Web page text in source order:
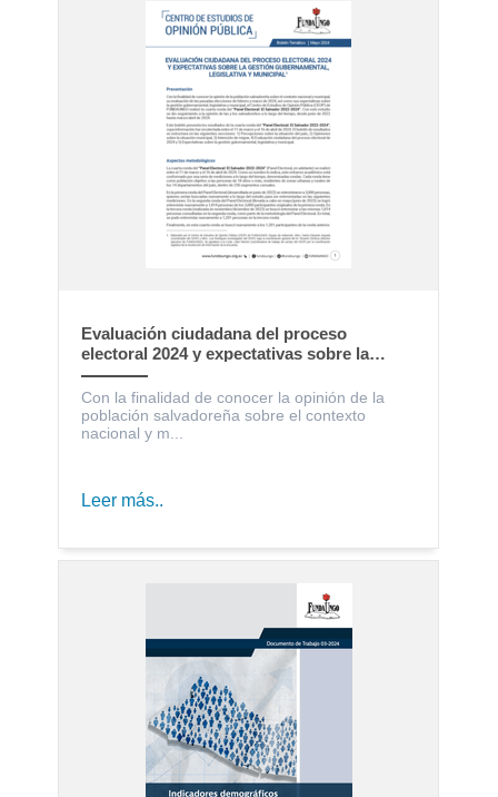
Evaluación ciudadana del proceso
electoral 2024 y expectativas sobre la
gestión gubernamental, legislativa y
municipal
Con la finalidad de conocer la opinión de la
población salvadoreña sobre el contexto
nacional y m...
Leer más..